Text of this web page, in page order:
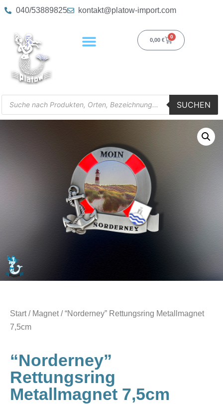
040/53889825 kontakt@platow-import.com
0,00 €
0
SUCHEN
Start/ Magnet/ “Norderney” Rettungsring Metallmagnet
7,5cm
“Norderney”
Rettungsring
Metallmagnet 7,5cm